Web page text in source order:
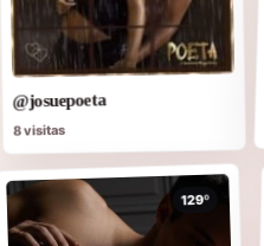
@josuepoeta
8 visitas
129º